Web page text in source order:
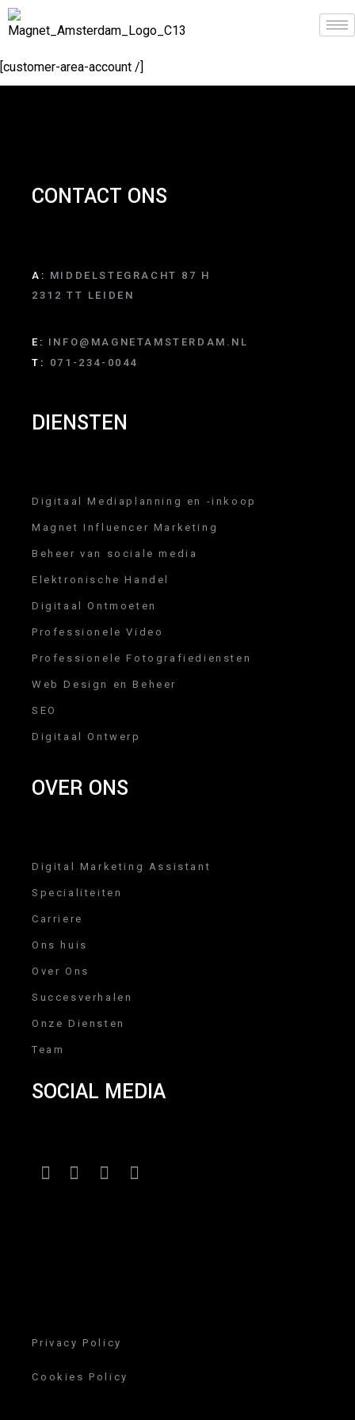
[customer-area-account /]
CONTACT ONS
A: MIDDELSTEGRACHT 87 H
2312 TT LEIDEN
E: INFO@MAGNETAMSTERDAM.NL
T: 071-234-0044
DIENSTEN
Digitaal Mediaplanning en -inkoop
Magnet Influencer Marketing
Beheer van sociale media
Elektronische Handel
Digitaal Ontmoeten
Professionele Video
Professionele Fotografiediensten
Web Design en Beheer
SEO
Digitaal Ontwerp
OVER ONS
Digital Marketing Assistant
Specialiteiten
Carriere
Ons huis
Over Ons
Succesverhalen
Onze Diensten
Team
SOCIAL MEDIA
Privacy Policy
Cookies Policy